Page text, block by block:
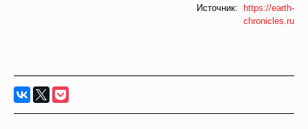
Источник:
https://earth-
chronicles.ru